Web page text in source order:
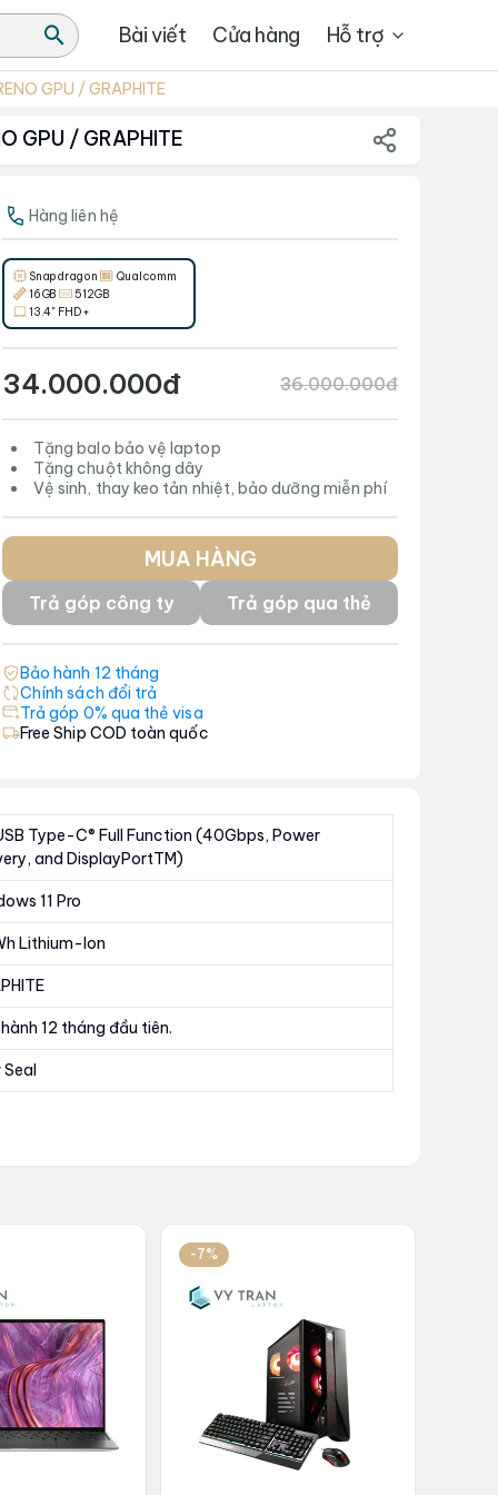
Bài viết Cửa hàng Hỗ trợ
GPU / GRAPHITE
GPU / GRAPHITE
Hàng liên hệ
Snapdragon
Qualcomm
16GB
512GB
13.4" FHD+
34.000.000đ 36.000.000đ
Tặng balo bảo vệ laptop
Tặng chuột không dây
Vệ sinh, thay keo tản nhiệt, bảo dưỡng miễn phí
MUA HÀNG
Trả góp công ty Trả góp qua thẻ
Bảo hành 12 tháng
Chính sách đổi trả
Trả góp 0% qua thẻ visa
Free Ship COD toàn quốc
Type-C® Full Function (40Gbps, Power
and DisplayPortTM)
11 Pro
Lithium-Ion
12 tháng đầu tiên.
Seal
-7%